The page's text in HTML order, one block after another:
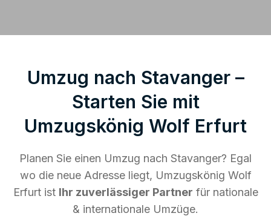
Umzug nach Stavanger –
Starten Sie mit
Umzugskönig Wolf Erfurt
Planen Sie einen Umzug nach Stavanger? Egal
wo die neue Adresse liegt, Umzugskönig Wolf
Erfurt ist Ihr zuverlässiger Partner für nationale
& internationale Umzüge.